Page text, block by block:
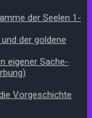
der Seelen 1-
der goldene
eigener Sache-
Vorgeschichte